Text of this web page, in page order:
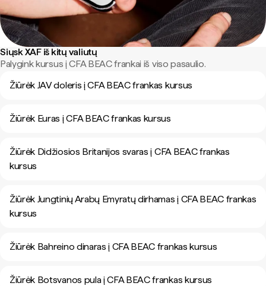
Siųsk XAF iš kitų valiutų
Palygink kursus į CFA BEAC frankai iš viso pasaulio.
Žiūrėk JAV doleris į CFA BEAC frankas kursus
Žiūrėk Euras į CFA BEAC frankas kursus
Žiūrėk Didžiosios Britanijos svaras į CFA BEAC frankas
kursus
Žiūrėk Jungtinių Arabų Emyratų dirhamas į CFA BEAC frankas
kursus
Žiūrėk Bahreino dinaras į CFA BEAC frankas kursus
Žiūrėk Botsvanos pula į CFA BEAC frankas kursus